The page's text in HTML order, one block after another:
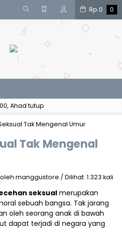
Rp 0 0
Ahad tutup
Tak Mengenal Umur
Tak Mengenal
manggustore / Dilihat: 1.323 kali
seksualmerupakan
sebuah bangsa. Tak jarang
oleh seorang anak di bawah
dapat terjadi di negara yang